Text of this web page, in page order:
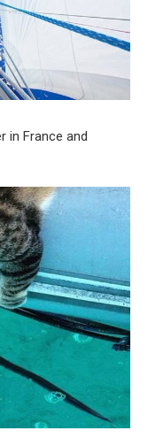
in France and